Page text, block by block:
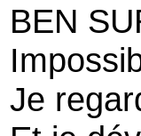
BEN
Je